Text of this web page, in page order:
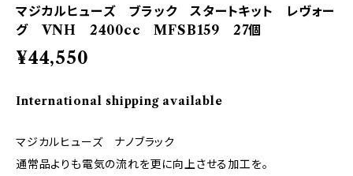
マジカルヒューズ ブラック スタートキット レヴォー
グ VNH 2400cc MFSB159 27個
¥44,550
International shipping available
マジカルヒューズ ナノブラック
通常品よりも電気の流れを更に向上させる加工を。